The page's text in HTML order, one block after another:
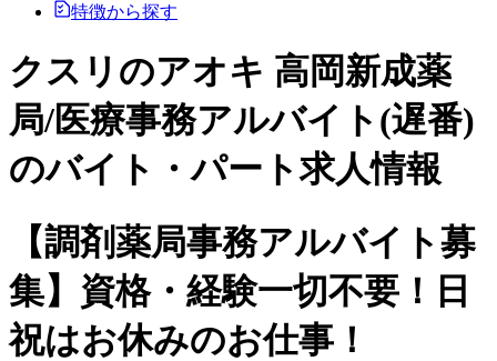
特徴から探す
クスリのアオキ 高岡新成薬
局/医療事務アルバイト(遅番)
のバイト・パート求人情報
【調剤薬局事務アルバイト募
集】資格・経験一切不要！日
祝はお休みのお仕事！